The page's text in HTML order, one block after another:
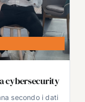
cybersecurity
secondo i dati